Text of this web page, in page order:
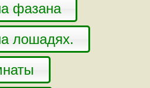
фазана
лошадях.